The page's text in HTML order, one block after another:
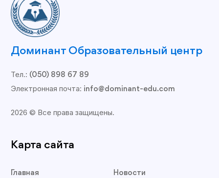
Доминант Образовательный центр
Тел.: (050) 898 67 89
Электронная почта: info@dominant-edu.com
2026 © Все права защищены.
Карта сайта
Главная Новости